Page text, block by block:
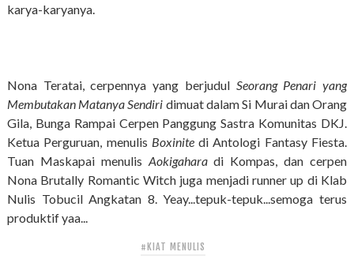
karya-karyanya.
Nona Teratai, cerpennya yang berjudul Seorang Penari yang
Membutakan Matanya Sendiri dimuat dalam Si Murai dan Orang
Gila, Bunga Rampai Cerpen Panggung Sastra Komunitas DKJ.
Ketua Perguruan, menulis Boxinitedi Antologi Fantasy Fiesta.
Tuan Maskapai menulis Aokigaharadi Kompas, dan cerpen
Nona Brutally Romantic Witch juga menjadi runner up di Klab
Nulis Tobucil Angkatan 8. Yeay...tepuk-tepuk...semoga terus
produktif yaa...
#KIAT MENULIS